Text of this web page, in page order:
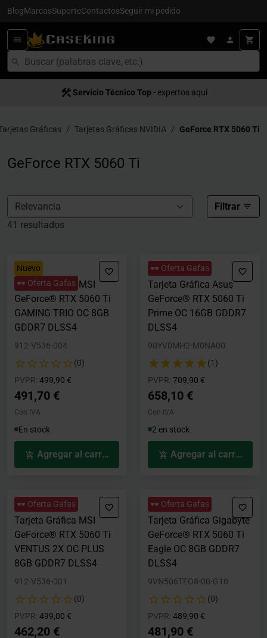
BlogMarcasSuporteContactosSeguir mi pedido
Entrega en 24/48h- para España
Servício Técnico Top - expertos aquí
Gráficas Tarjetas Gráficas NVIDIA GeForce RTX 5060 Ti
GeForce RTX 5060 Ti
Filtrar
41 resultados
Nuevo
🕶️ Oferta Gafas
Tarjeta Gráfica MSI
GeForce® RTX 5060 Ti
GAMING TRIO OC 8GB
GDDR7 DLSS4
912-V536-004
(0)
PVPR: Precio rebajado desde
499,90 €
491,70 €
Con IVA
En stock
Agregar al carrito
🕶️ Oferta Gafas
Tarjeta Gráfica Asus
GeForce® RTX 5060 Ti
Prime OC 16GB GDDR7
DLSS4
90YV0MH2-M0NA00
(1)
PVPR: Precio rebajado desde
709,90 €
658,10 €
Con IVA
2 en stock
Agregar al carrito
🕶️ Oferta Gafas
Tarjeta Gráfica MSI
GeForce® RTX 5060 Ti
VENTUS 2X OC PLUS
8GB GDDR7 DLSS4
912-V536-001
(0)
PVPR: Precio rebajado desde
499,00 €
462,20 €
🕶️ Oferta Gafas
Tarjeta Gráfica Gigabyte
GeForce® RTX 5060 Ti
Eagle OC 8GB GDDR7
DLSS4
9VN506TEO8-00-G10
(0)
PVPR: Precio rebajado desde
489,90 €
481,90 €